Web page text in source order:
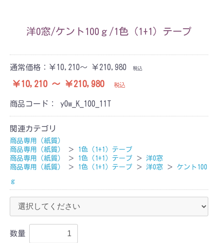
洋0窓/ケント100ｇ/1色（1+1）テープ
通常価格： ￥10,210～ ￥210,980 税込
￥10,210 ～ ￥210,980 税込
商品コード： y0w_K_100_11T
関連カテゴリ
商品専用（紙質）
商品専用（紙質）
＞
1色（1+1）テープ
商品専用（紙質）
＞ 1色（1+1）テープ ＞
洋0窓
商品専用（紙質）
＞ 1色（1+1）テープ ＞ 洋0窓 ＞
ケント100
ｇ
数量